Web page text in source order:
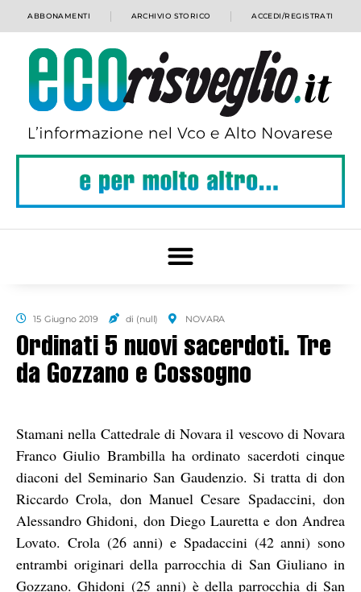
ABBONAMENTI ARCHIVIO STORICO ACCEDI/REGISTRATI
15 Giugno 2019 di (null) NOVARA
Ordinati 5 nuovi sacerdoti. Tre
da Gozzano e Cossogno
Stamani nella Cattedrale di Novara il vescovo di Novara
Franco Giulio Brambilla ha ordinato sacerdoti cinque
diaconi del Seminario San Gaudenzio. Si tratta di don
Riccardo Crola, don Manuel Cesare Spadaccini, don
Alessandro Ghidoni, don Diego Lauretta e don Andrea
Lovato. Crola (26 anni) e Spadaccini (42 anni) sono
entrambi originari della parrocchia di San Giuliano in
Gozzano. Ghidoni (25 anni) è della parrocchia di San